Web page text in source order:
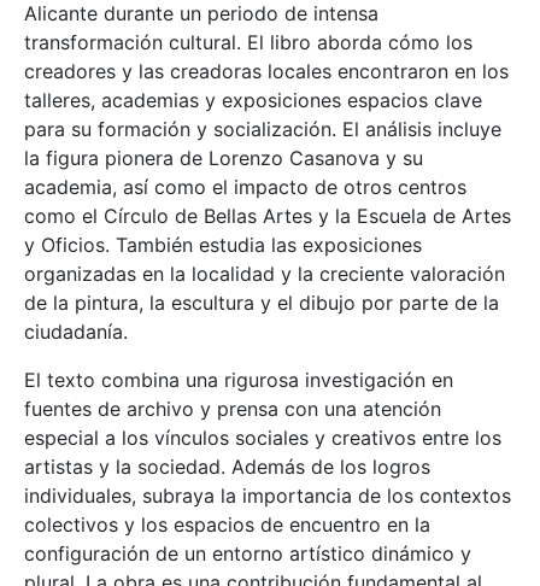
Alicante durante un periodo de intensa
transformación cultural. El libro aborda cómo los
creadores y las creadoras locales encontraron en los
talleres, academias y exposiciones espacios clave
para su formación y socialización. El análisis incluye
la figura pionera de Lorenzo Casanova y su
academia, así como el impacto de otros centros
como el Círculo de Bellas Artes y la Escuela de Artes
y Oficios. También estudia las exposiciones
organizadas en la localidad y la creciente valoración
de la pintura, la escultura y el dibujo por parte de la
ciudadanía.
El texto combina una rigurosa investigación en
fuentes de archivo y prensa con una atención
especial a los vínculos sociales y creativos entre los
artistas y la sociedad. Además de los logros
individuales, subraya la importancia de los contextos
colectivos y los espacios de encuentro en la
configuración de un entorno artístico dinámico y